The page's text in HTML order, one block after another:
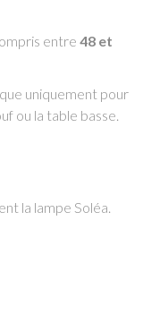
entre 48 et
uniquement pour
ou la table basse.
la lampe Soléa.